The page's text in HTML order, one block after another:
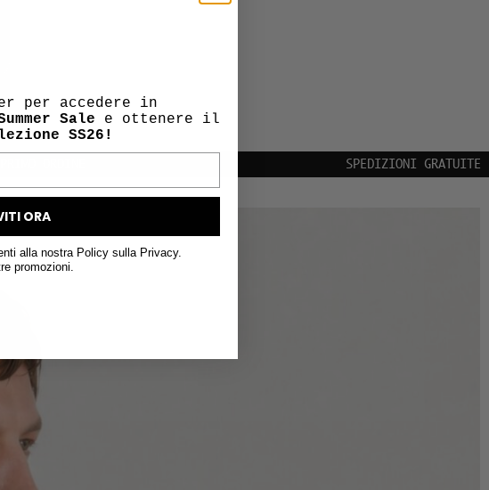
SPEDIZIONI GRATUITE IN TUTTO IL MONDO
per accedere in
Sale e ottenere il
SS26!
ORA
alla nostra Policy sulla Privacy.
promozioni.